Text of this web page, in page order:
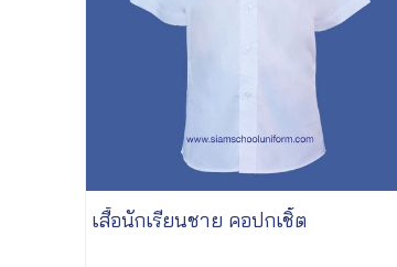
เสื้อนักเรียนชาย คอปกเชิ้ต